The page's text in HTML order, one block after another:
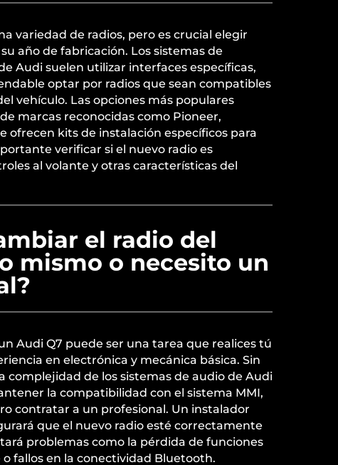
variedad de radios, pero es crucial elegir
año de fabricación. Los sistemas de
Audi suelen utilizar interfaces específicas,
optar por radios que sean compatibles
vehículo. Las opciones más populares
marcas reconocidas como Pioneer,
ofrecen kits de instalación específicos para
verificar si el nuevo radio es
al volante y otras características del
el radio del
mismo o necesito un
Audi Q7 puede ser una tarea que realices tú
en electrónica y mecánica básica. Sin
complejidad de los sistemas de audio de Audi
la compatibilidad con el sistema MMI,
contratar a un profesional. Un instalador
que el nuevo radio esté correctamente
problemas como la pérdida de funciones
fallos en la conectividad Bluetooth.